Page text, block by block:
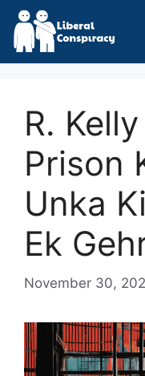
Skip
content
R.
Prison
Unka
Ek
November 30,